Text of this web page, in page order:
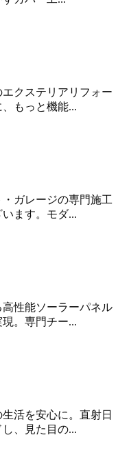
クステリアリフォー
もっと機能...
ガレージの専門施工
ます。モダ...
性能ソーラーパネル
。専門チー...
活を安心に。直射日
、見た目の...